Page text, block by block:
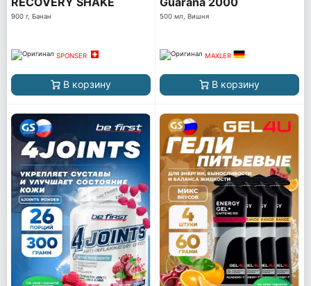
900 г, Банан
SPONSER
В корзину
500 мл, Вишня
MAXLER
В корзину